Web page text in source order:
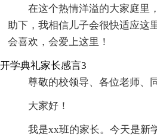
在这个热情洋溢的大家庭里
助下，我相信儿子会很快适应这
会喜欢，会爱上这里！
开学典礼家长感言3
尊敬的校领导、各位老师、
大家好！
我是xx班的家长。今天是新